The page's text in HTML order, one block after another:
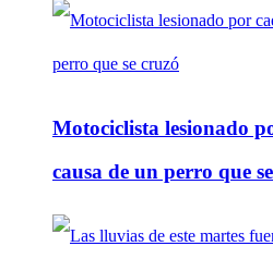
Motociclista lesionado
causa de un perro que